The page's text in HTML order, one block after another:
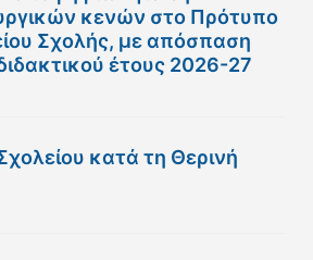
κενών στο Πρότυπο
Σχολής, με απόσπαση
έτους 2026-27
κατά τη Θερινή